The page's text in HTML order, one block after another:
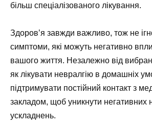
більш спеціалізованого лікування.
Здоров’я завжди важливо, тож не
симптоми, які можуть негативно
вашого життя. Незалежно від
як лікувати невралгію в домашніх
підтримувати постійний контакт з
закладом, щоб уникнути негативних
ускладнень.